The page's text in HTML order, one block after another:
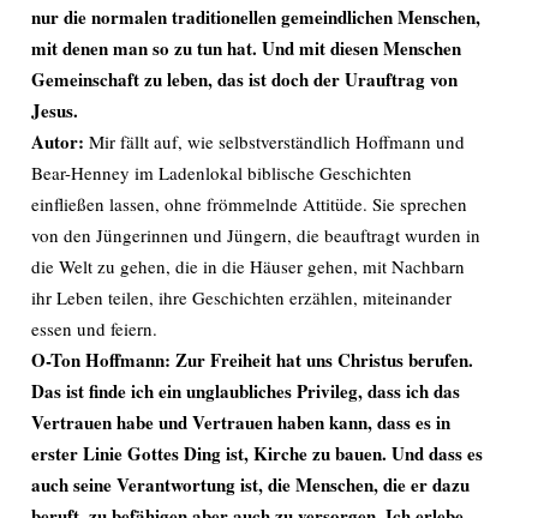
nur die normalen traditionellen gemeindlichen Menschen,
mit denen man so zu tun hat. Und mit diesen Menschen
Gemeinschaft zu leben, das ist doch der Urauftrag von
Jesus.
Autor: Mir fällt auf, wie selbstverständlich Hoffmann und
Bear-Henney im Ladenlokal biblische Geschichten
einfließen lassen, ohne frömmelnde Attitüde. Sie sprechen
von den Jüngerinnen und Jüngern, die beauftragt wurden in
die Welt zu gehen, die in die Häuser gehen, mit Nachbarn
ihr Leben teilen, ihre Geschichten erzählen, miteinander
essen und feiern.
O-Ton Hoffmann: Zur Freiheit hat uns Christus berufen.
Das ist finde ich ein unglaubliches Privileg, dass ich das
Vertrauen habe und Vertrauen haben kann, dass es in
erster Linie Gottes Ding ist, Kirche zu bauen. Und dass es
auch seine Verantwortung ist, die Menschen, die er dazu